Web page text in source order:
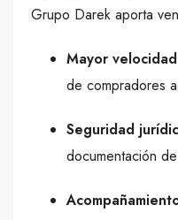
Grupo Darek aporta
Mayor
de compradores
Seguridad
documentación